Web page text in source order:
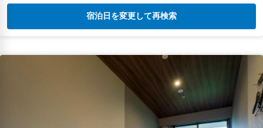
宿泊日を変更して再検索